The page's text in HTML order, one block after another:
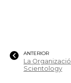
ANTERIOR
La
Scientology